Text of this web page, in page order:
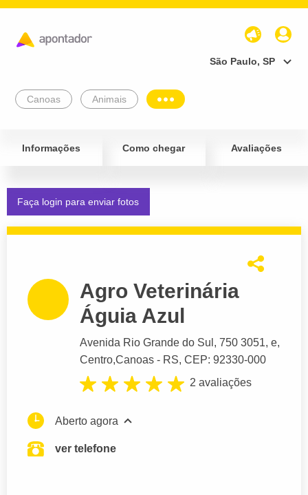
São Paulo, SP
Canoas Animais
Informações Como chegar Avaliações
Faça login para enviar fotos
Agro Veterinária
Águia Azul
Avenida Rio Grande do Sul , 750 3051, e,
Centro,Canoas - RS, CEP: 92330-000
2 avaliações
Aberto agora
ver telefone